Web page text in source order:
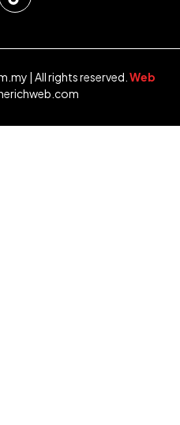
| All rights reserved. Web